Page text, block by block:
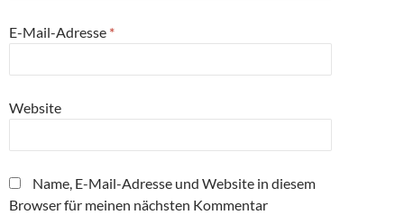
E-Mail-Adresse *
Website
Name, E-Mail-Adresse und Website in diesem
Browser für meinen nächsten Kommentar